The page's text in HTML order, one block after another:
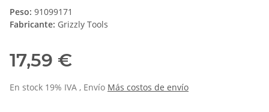
Peso: 91099171
Fabricante: Grizzly Tools
17,59 €
En stock 19% IVA , Envío Más costos de envío